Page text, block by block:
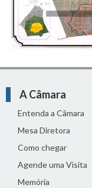
A Câmara
Entenda a Câmara
Mesa Diretora
Como chegar
Agende uma Visita
Memória